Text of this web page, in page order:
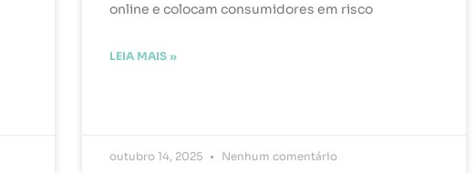
online e colocam consumidores em risco
LEIA MAIS »
outubro 14, 2025 Nenhum comentário